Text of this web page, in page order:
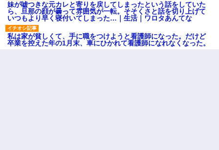
妹が嘘つきな元カレと寄りを戻してしまったという話をしていた
ら、旦那の顔が曇って雰囲気が一転。そそくさと話を切り上げて
いつもより早く寝付いてしまった…｜生活｜ワロタあんてな
私は家が貧しくて、手に職をつけようと看護師になった。だけど
卒業を控えた年の1月末、車にひかれて看護師になれなくなった。